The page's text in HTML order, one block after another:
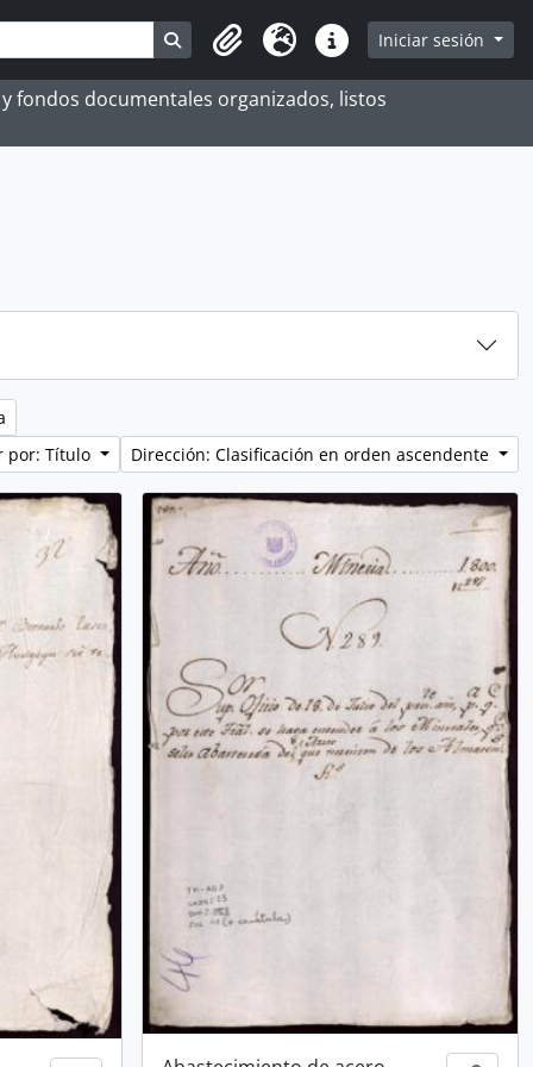
Search in browse page
Portapapeles
Idioma Enlaces rápidos
Iniciar sesión
fondos documentales organizados, listos
por: Título
Dirección: Clasificación en orden ascendente